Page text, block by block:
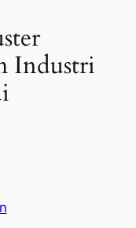
Industri